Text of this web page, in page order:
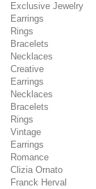
Exclusive Jewelry
Earrings
Rings
Bracelets
Necklaces
Creative
Earrings
Necklaces
Bracelets
Rings
Vintage
Earrings
Romance
Clizia Ornato
Franck Herval